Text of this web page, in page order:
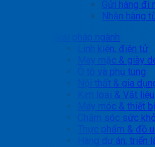
Gửi hàng đi
Nhận hàng
Giải pháp ngành
Linh kiện, điện tử
May mặc & giày
Ô tô và phụ tùng
Nội thất & gia
Kim loại & Vật
Máy móc & thiết bị
Chăm sóc sức
Thực phẩm & đồ
Hàng dự án, triển